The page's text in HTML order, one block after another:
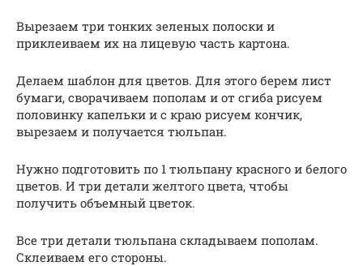
Вырезаем три тонких зеленых полоски и
приклеиваем их на лицевую часть картона.
Делаем шаблон для цветов. Для этого берем лист
бумаги, сворачиваем пополам и от сгиба рисуем
половинку капельки и с краю рисуем кончик,
вырезаем и получается тюльпан.
Нужно подготовить по 1 тюльпану красного и белого
цветов. И три детали желтого цвета, чтобы
получить объемный цветок.
Все три детали тюльпана складываем пополам.
Склеиваем его стороны.